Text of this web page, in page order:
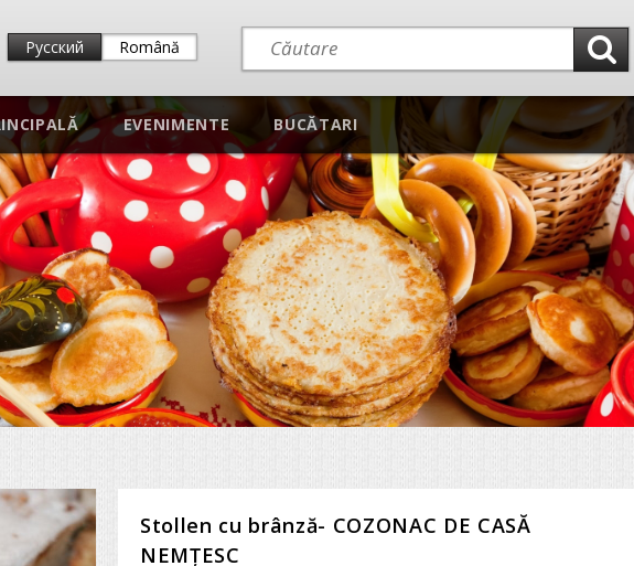
Русский Română
EVENIMENTE BUCĂTARI
Stollen cu brânză- COZONAC DE CASĂ
NEMŢESC